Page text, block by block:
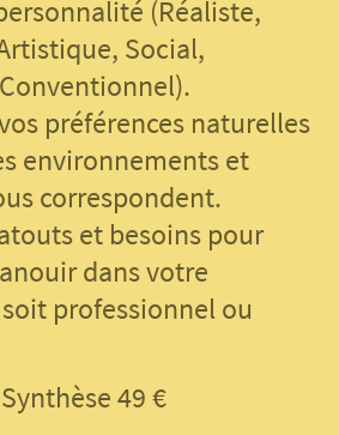
(Réaliste,
Social,
préférences naturelles
environnements et
correspondent.
et besoins pour
dans votre
professionnel ou
49 €